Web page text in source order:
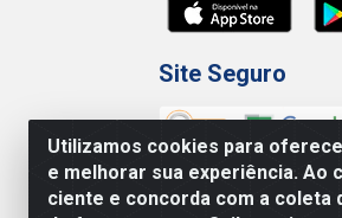
Utilizamos cookies para
e melhorar sua experiência. Ao
ciente e concorda com a coleta
Site Seguro